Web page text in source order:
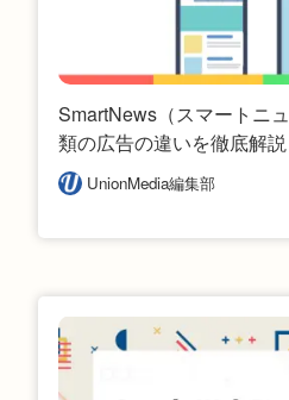
SmartNews（スマートニ
類の広告の違いを徹底解説
UnionMedia編集部